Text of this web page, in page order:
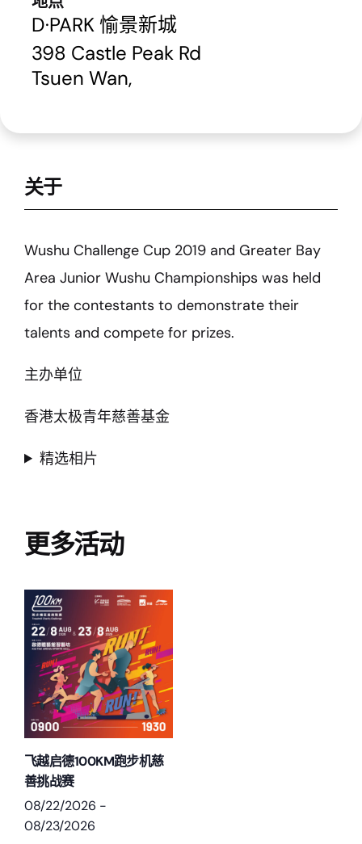
关于
Wushu Challenge Cup 2019 and Greater Bay
Area Junior Wushu Championships was held
for the contestants to demonstrate their
talents and compete for prizes.
主办单位
香港太极青年慈善基金
精选相片
D·PARK 愉景新城
398 Castle Peak Rd
Tsuen Wan,
更多活动
飞越启德100KM跑步机慈
善挑战赛
08/22/2026 -
08/23/2026